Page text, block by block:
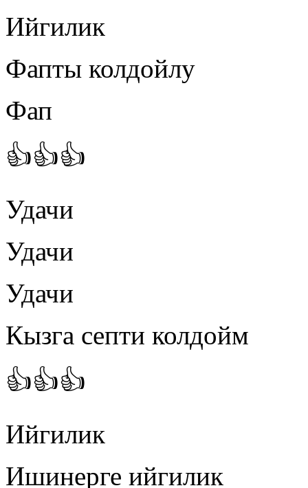
Ийгилик
Фапты колдойлу
Фап
👍👍👍
Удачи
Удачи
Удачи
Кызга септи колдойм
👍👍👍
Ийгилик
Ишинерге ийгилик